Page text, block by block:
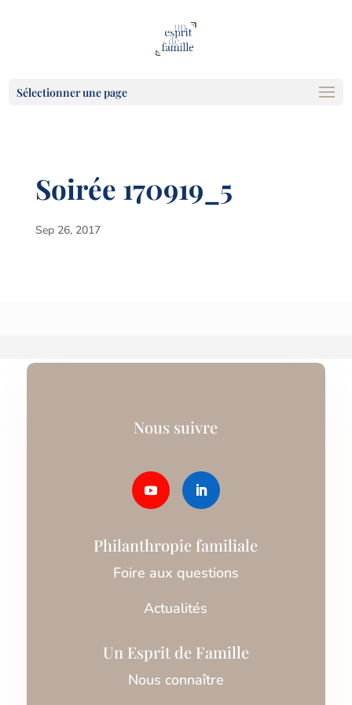
Sélectionner une page
Soirée 170919_5
Sep 26, 2017
Nous suivre
Philanthropie familiale
Foire aux questions
Actualités
Un Esprit de Famille
Nous connaître